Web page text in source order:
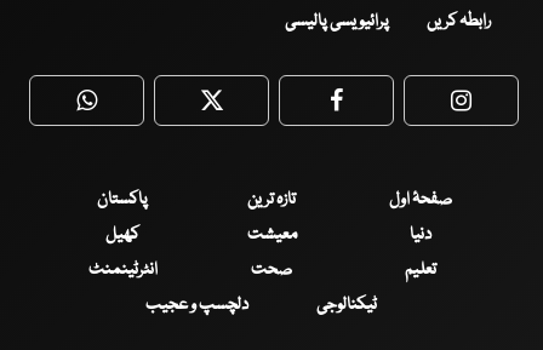
رابطہ کریں پرائیویسی پالیسی
WhatsApp Twitter Facebook
صفحۂ اول تازہ ترین
پاکستان
دنیا
معیشت
کھیل
تعلیم
صحت
انٹرٹینمنٹ
ٹیکنالوجی
دلچسپ و عجیب